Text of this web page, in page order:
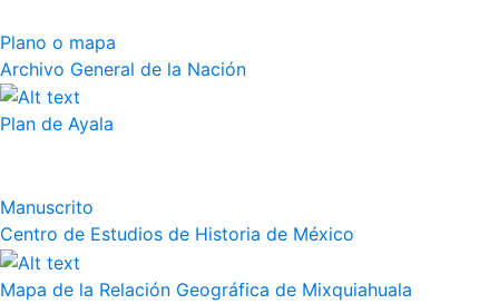
Plano o mapa
Archivo General de la Nación
Plan de Ayala
Manuscrito
Centro de Estudios de Historia de México
Mapa de la Relación Geográfica de Mixquiahuala